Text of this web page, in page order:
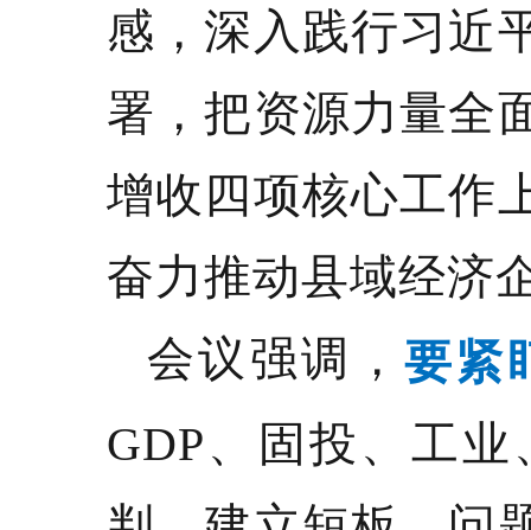
感，深入践行习近
署，把资源力量全
增收四项核心工作
奋力推动县域经济
会议强调，要紧
GDP、固投、工